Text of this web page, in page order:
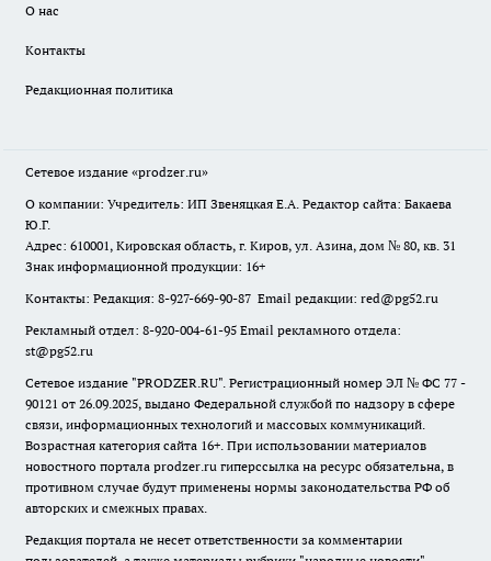
О нас
Контакты
Редакционная политика
Сетевое издание «prodzer.ru»
О компании: Учредитель: ИП Звеняцкая Е.А. Редактор сайта: Бакаева
Ю.Г.
Адрес: 610001, Кировская область, г. Киров, ул. Азина, дом № 80, кв. 31
Знак информационной продукции: 16+
Контакты: Редакция: 8-927-669-90-87 Email редакции: red@pg52.ru
Рекламный отдел: 8-920-004-61-95 Email рекламного отдела:
st@pg52.ru
Сетевое издание "PRODZER.RU". Регистрационный номер ЭЛ № ФС 77 -
90121 от 26.09.2025, выдано Федеральной службой по надзору в сфере
связи, информационных технологий и массовых коммуникаций.
Возрастная категория сайта 16+. При использовании материалов
новостного портала prodzer.ru гиперссылка на ресурс обязательна, в
противном случае будут применены нормы законодательства РФ об
авторских и смежных правах.
Редакция портала не несет ответственности за комментарии